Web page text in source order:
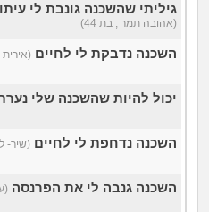
גיליתי שהשכנה גונבת לי
(אהובה תמר , בת 44)
השכנה נדבקת לי לחיים (אירית ,
יכול להיות שהשכנה שלי נערת
השכנה נדחפת לי לחיים (שיר- לי
השכנה גנבה לי את הפרנסה